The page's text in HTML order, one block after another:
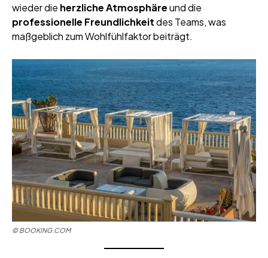
wieder die herzliche Atmosphäreund die
professionelle Freundlichkeitdes Teams, was
maßgeblich zum Wohlfühlfaktor beiträgt.
©BOOKING.COM